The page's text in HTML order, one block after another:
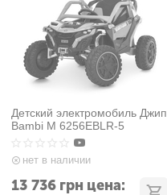
Детский электромобиль Джип
Bambi M 6256EBLR-5
нет в наличии
13 736 грн цена: